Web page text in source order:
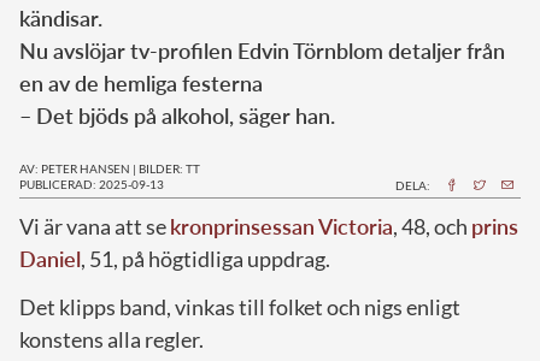
kändisar.
Nu avslöjar tv-profilen Edvin Törnblom detaljer från
en av de hemliga festerna
– Det bjöds på alkohol, säger han.
AV: PETER HANSEN | BILDER: TT
PUBLICERAD: 2025-09-13
DELA:
Vi är vana att sekronprinsessan Victoria, 48, och prins
Daniel, 51, på högtidliga uppdrag.
Det klipps band, vinkas till folket och nigs enligt
konstens alla regler.